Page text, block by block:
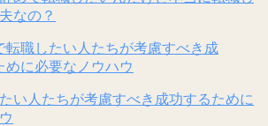
なの？
い人たちが考慮すべき成功するために